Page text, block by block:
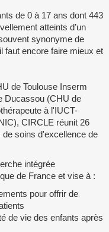
de 0 à 17 ans dont 443
atteints d’un
synonyme de
faut encore faire mieux et
de Toulouse Inserm
Ducassou (CHU de
à l'IUCT-
CIRCLE réunit 26
soins d'excellence de
intégrée
de France et vise à :
pour offrir de
de vie des enfants après